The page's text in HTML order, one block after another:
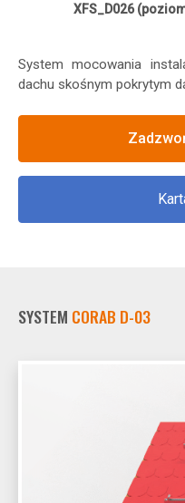
XFS_D026
System mocowania
dachu skośnym pokrytym
SYSTEM CORAB D-03